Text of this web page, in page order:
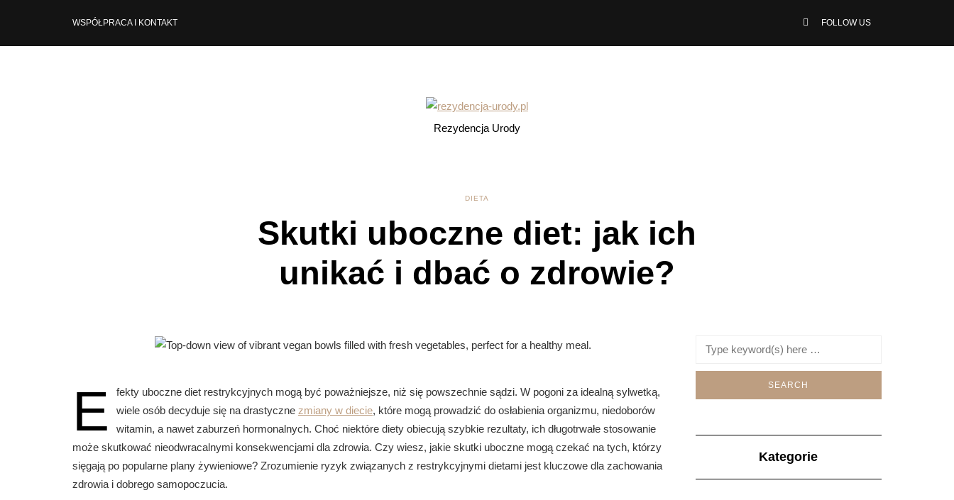
WSPÓŁPRACA I KONTAKT FOLLOW US
Rezydencja Urody
DIETA
Skutki uboczne diet: jak ich
unikać i dbać o zdrowie?
E
fekty uboczne diet restrykcyjnych mogą być poważniejsze, niż się powszechnie sądzi. W pogoni za idealną sylwetką,
wiele osób decyduje się na drastyczne zmiany w diecie, które mogą prowadzić do osłabienia organizmu, niedoborów
witamin, a nawet zaburzeń hormonalnych. Choć niektóre diety obiecują szybkie rezultaty, ich długotrwałe stosowanie
może skutkować nieodwracalnymi konsekwencjami dla zdrowia. Czy wiesz, jakie skutki uboczne mogą czekać na tych, którzy
sięgają po popularne plany żywieniowe? Zrozumienie ryzyk związanych z restrykcyjnymi dietami jest kluczowe dla zachowania
zdrowia i dobrego samopoczucia.
Kategorie